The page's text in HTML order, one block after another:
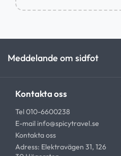
Meddelande om sidfot
Kontakta oss
Tel 010-6600238
E-mail info@spicytravel.se
Kontakta oss
Adress: Elektravägen 31, 126